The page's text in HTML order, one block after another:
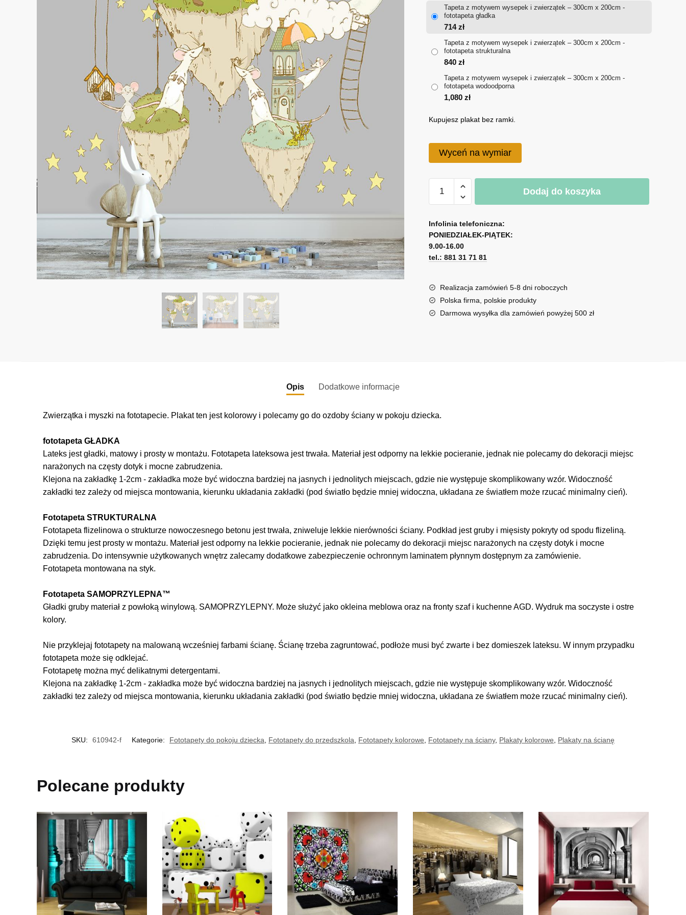
714 zł
1,080 zł
Tapeta z motywem wysepek i zwierzątek – 300cm x 200cm -
fototapeta gładka
714zł
Tapeta z motywem wysepek i zwierzątek – 300cm x 200cm -
fototapeta strukturalna
840 zł
Tapeta z motywem wysepek i zwierzątek – 300cm x 200cm -
fototapeta wodoodporna
1,080 zł
Kupujesz plakat bez ramki.
Wyceń na wymiar
Tapeta
motywem
wysepek
i
zwierzątek
Dodaj do koszyka
l
t
e
r
a
t
i
Infolinia telefoniczna:
PONIEDZIAŁEK-PIĄTEK:
9.00-16.00
tel.: 881 31 71 81
Realizacja zamówień 5-8 dni roboczych
Polska firma, polskie produkty
Darmowa wysyłka dla zamówień powyżej 500 zł
Opis Dodatkowe informacje
Zwierzątka i myszki na fototapecie. Plakat ten jest kolorowy i polecamy go do ozdoby ściany w pokoju dziecka.
fototapeta GŁADKA
Lateks jest gładki, matowy i prosty w montażu. Fototapeta lateksowa jest trwała. Materiał jest odporny na lekkie pocieranie, jednak nie polecamy do dekoracji miejsc
narażonych na częsty dotyk i mocne zabrudzenia.
Klejona na zakładkę 1-2cm - zakładka może być widoczna bardziej na jasnych i jednolitych miejscach, gdzie nie występuje skomplikowany wzór. Widoczność
zakładki tez zależy od miejsca montowania, kierunku układania zakładki (pod światło będzie mniej widoczna, układana ze światłem może rzucać minimalny cień).
Fototapeta STRUKTURALNA
Fototapeta flizelinowa o strukturze nowoczesnego betonu jest trwała, zniweluje lekkie nierówności ściany. Podkład jest gruby i mięsisty pokryty od spodu flizeliną.
Dzięki temu jest prosty w montażu. Materiał jest odporny na lekkie pocieranie, jednak nie polecamy do dekoracji miejsc narażonych na częsty dotyk i mocne
zabrudzenia. Do intensywnie użytkowanych wnętrz zalecamy dodatkowe zabezpieczenie ochronnym laminatem płynnym dostępnym za zamówienie.
Fototapeta montowana na styk.
Fototapeta SAMOPRZYLEPNA™
Gładki gruby materiał z powłoką winylową. SAMOPRZYLEPNY. Może służyć jako okleina meblowa oraz na fronty szaf i kuchenne AGD. Wydruk ma soczyste i ostre
kolory.
Nie przyklejaj fototapety na malowaną wcześniej farbami ścianę. Ścianę trzeba zagruntować, podłoże musi być zwarte i bez domieszek lateksu. W innym przypadku
fototapeta może się odklejać.
Fototapetę można myć delikatnymi detergentami.
Klejona na zakładkę 1-2cm - zakładka może być widoczna bardziej na jasnych i jednolitych miejscach, gdzie nie występuje skomplikowany wzór. Widoczność
zakładki tez zależy od miejsca montowania, kierunku układania zakładki (pod światło będzie mniej widoczna, układana ze światłem może rzucać minimalny cień).
SKU: 610942-f Kategorie: Fototapety do pokoju dziecka Fototapety do przedszkola Fototapety kolorowe Fototapety na ściany, Plakaty kolorowe Plakaty na ścianę
Polecane produkty